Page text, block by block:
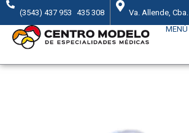
(3543) 437 953 435 308
Va. Allende, Cba.
MENÚ